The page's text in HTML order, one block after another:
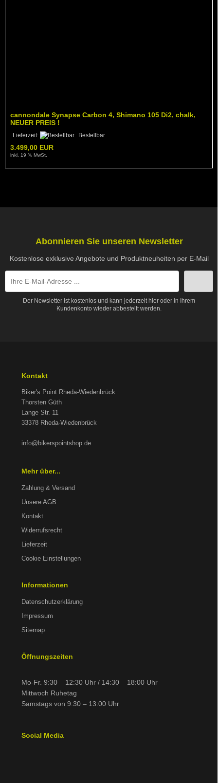
cannondale Synapse Carbon 4, Shimano 105 Di2, chalk,
NEUER PREIS !
Lieferzeit: Bestellbar
3.499,00 EUR
inkl. 19 % MwSt.
Abonnieren Sie unseren Newsletter
Kostenlose exklusive Angebote und Produktneuheiten per E-Mail
Der Newsletter ist kostenlos und kann jederzeit hier oder in Ihrem
Kundenkonto wieder abbestellt werden.
Kontakt
Biker's Point Rheda-Wiedenbrück
Thorsten Güth
Lange Str. 11
33378 Rheda-Wiedenbrück
info@bikerspointshop.de
Mehr über...
Zahlung & Versand
Unsere AGB
Kontakt
Widerrufsrecht
Lieferzeit
Cookie Einstellungen
Informationen
Datenschutzerklärung
Impressum
Sitemap
Öffnungszeiten
Mo-Fr. 9:30 – 12:30 Uhr / 14:30 – 18:00 Uhr
Mittwoch Ruhetag
Samstags von 9:30 – 13:00 Uhr
Social Media